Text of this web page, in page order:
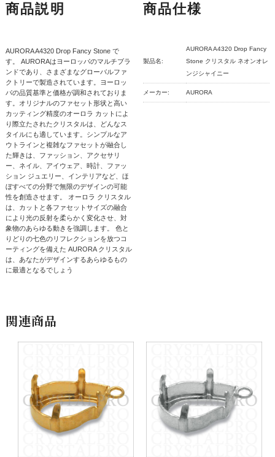
商品説明
AURORA A4320 Drop Fancy Stone で
す。 AURORAはヨーロッパのマルチブラ
ンドであり、さまざまなグローバルファ
クトリーで製造されています。ヨーロッ
パの品質基準と価格が調和されておりま
す。オリジナルのファセット形状と高い
カッティング精度のオーロラ カットによ
り際立たされたクリスタルは、どんなス
タイルにも適しています。シンプルなア
ウトラインと複雑なファセットが融合し
た輝きは、ファッション、アクセサリ
ー、ネイル、アイウェア、時計、ファッ
ション ジュエリー、インテリアなど、ほ
ぼすべての分野で無限のデザインの可能
性を創造させます。 オーロラ クリスタル
は、カットと各ファセットサイズの融合
により光の反射を柔らかく変化させ、対
象物のあらゆる動きを強調します。 色と
りどりの七色のリフレクションを放つコ
ーティングを備えた AURORA クリスタル
は、あなたがデザインするあらゆるもの
に最適となるでしょう
商品仕様
製品名:
AURORA A4320 Drop Fancy
Stone クリスタル ネオンオレ
ンジシャイニー
メーカー: AURORA
関連商品